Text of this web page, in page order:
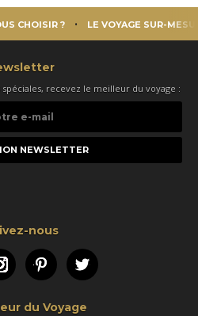
CHOISIR ? LE VOYAGE SUR-
recevez le meilleur du voyage :
nous
InstagramPinterestTwitter
du Voyage